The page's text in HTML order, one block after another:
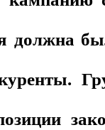
должна